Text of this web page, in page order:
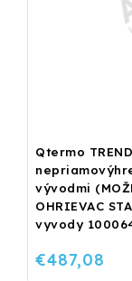
Qtermo
vývodmi
OHRIEVAC
vyvody
€487,08